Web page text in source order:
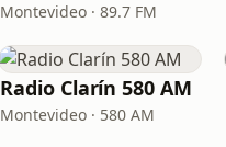
Montevideo · 89.7 FM
Radio Clarín 580 AM
Montevideo · 580 AM